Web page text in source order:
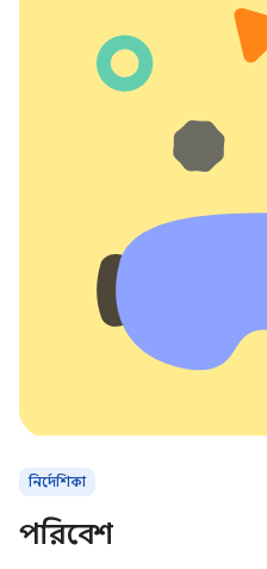
নির্দেশিকা
পরিবেশ